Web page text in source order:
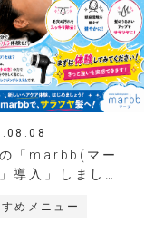
「marbb(マー
導入」しまし
めメニュー